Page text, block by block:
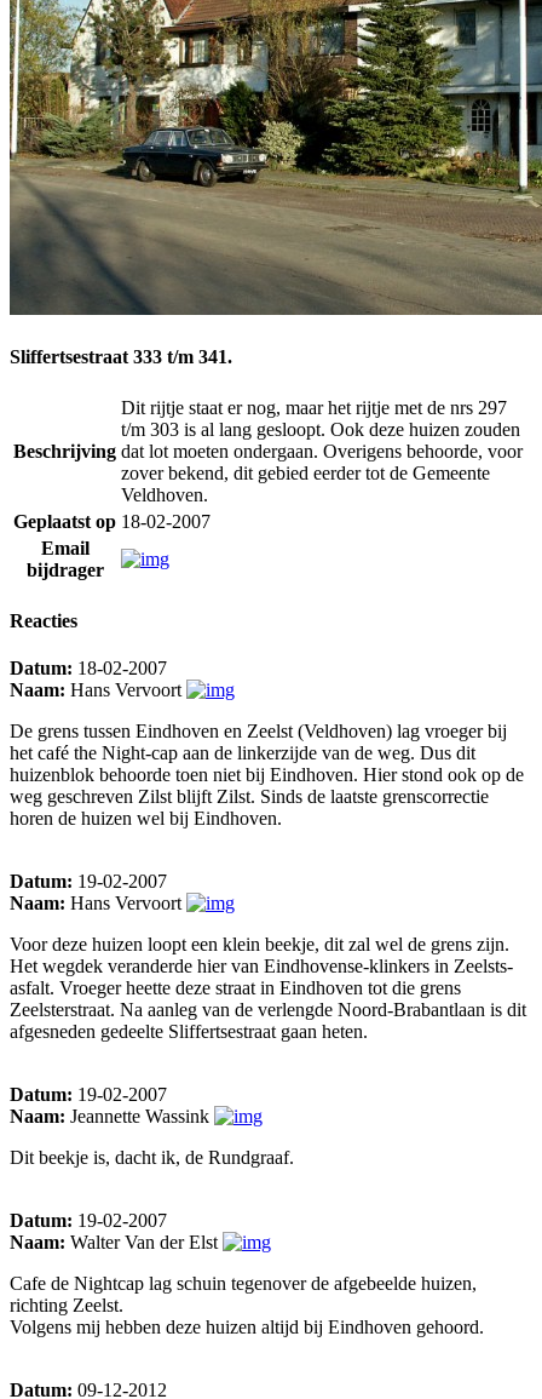
Sliffertsestraat 333 t/m 341.
Beschrijving
Dit rijtje staat er nog, maar het rijtje met de nrs 297
t/m 303 is al lang gesloopt. Ook deze huizen zouden
dat lot moeten ondergaan. Overigens behoorde, voor
zover bekend, dit gebied eerder tot de Gemeente
Veldhoven.
Geplaatst op 18-02-2007
Email
bijdrager
Reacties
Datum: 18-02-2007
Naam: Hans Vervoort
De grens tussen Eindhoven en Zeelst (Veldhoven) lag vroeger bij
het café the Night-cap aan de linkerzijde van de weg. Dus dit
huizenblok behoorde toen niet bij Eindhoven. Hier stond ook op de
weg geschreven Zilst blijft Zilst. Sinds de laatste grenscorrectie
horen de huizen wel bij Eindhoven.
Datum: 19-02-2007
Naam: Hans Vervoort
Voor deze huizen loopt een klein beekje, dit zal wel de grens zijn.
Het wegdek veranderde hier van Eindhovense-klinkers in Zeelsts-
asfalt. Vroeger heette deze straat in Eindhoven tot die grens
Zeelsterstraat. Na aanleg van de verlengde Noord-Brabantlaan is dit
afgesneden gedeelte Sliffertsestraat gaan heten.
Datum: 19-02-2007
Naam: Jeannette Wassink
Dit beekje is, dacht ik, de Rundgraaf.
Datum: 19-02-2007
Naam: Walter Van der Elst
Cafe de Nightcap lag schuin tegenover de afgebeelde huizen,
richting Zeelst.
Volgens mij hebben deze huizen altijd bij Eindhoven gehoord.
Datum: 09-12-2012